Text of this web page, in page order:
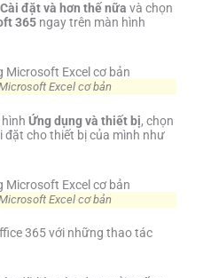
Cài đặt và hơn thế nữa và chọn
365 ngay trên màn hình
Excel cơ bản
Ứng dụng và thiết bị, chọn
đặt cho thiết bị của mình như
Excel cơ bản
365 với những thao tác